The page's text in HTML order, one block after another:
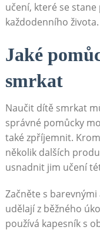
učení, které se
každodenního života.
Jaké
smrkat
Naučit dítě smrkat
správné pomůcky
také zpříjemnit.
několik dalších
usnadnit jim učení
Začněte s
udělají z běžného
používá kapesník s